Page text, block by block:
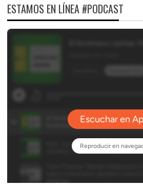
ESTAMOS EN LÍNEA #PODCAST